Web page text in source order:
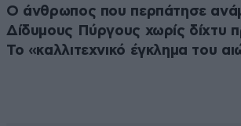
Ο άνθρωπος που περπάτησε
Δίδυμους Πύργους χωρίς δίχτυ
Το «καλλιτεχνικό έγκλημα του